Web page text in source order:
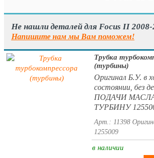
Не нашли деталей для Focus II 2008-
Напишите нам мы Вам поможем!
Трубка
(турбины)
Оригинал Б.У. в
состоянии, без
ПОДАЧИ
ТУРБИНУ
Арт.: 11398
1255009
в наличии